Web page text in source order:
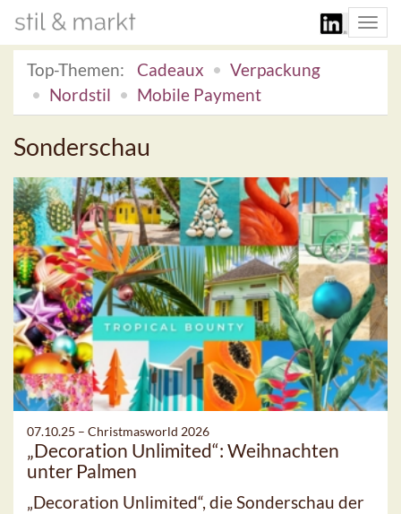
Top-Themen:
Cadeaux
Verpackung
Nordstil
Mobile Payment
Sonderschau
07.10.25 – Christmasworld 2026
„Decoration Unlimited“: Weihnachten
unter Palmen
„Decoration Unlimited“, die Sonderschau der